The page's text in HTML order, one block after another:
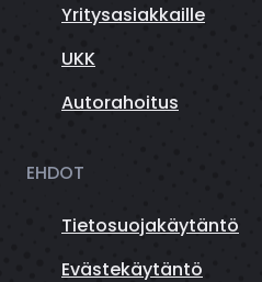
Yritysasiakkaille
UKK
Autorahoitus
EHDOT
Tietosuojakäytäntö
Evästekäytäntö